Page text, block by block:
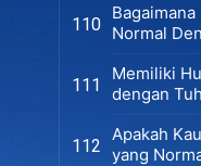
110
Normal
111
Memiliki
dengan
112
Apakah
yang